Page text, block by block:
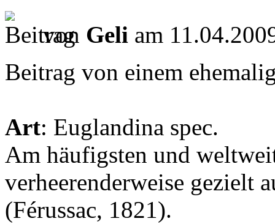
von Geli am
Beitrag von einem
Art: Euglandina spec.
Am häufigsten und
verheerenderweise gezielt
(Férussac, 1821).